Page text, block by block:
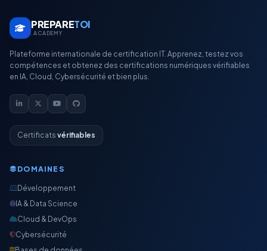
PREPARETOI
.ACADEMY
Plateforme internationale de certification IT. Apprenez, testez vos
compétences et obtenez des certifications numériques vérifiables
en IA, Cloud, Cybersécurité et bien plus.
Certificats vérifiables
DOMAINES
Développement
IA & Data Science
Cloud & DevOps
Cybersécurité